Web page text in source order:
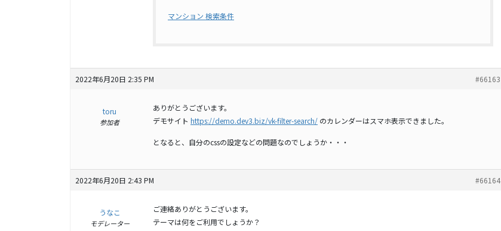
マンション 検索条件
2022年6月20日 2:35 PM #66163
toru
参加者
ありがとうございます。
デモサイト https://demo.dev3.biz/vk-filter-search/ のカレンダーはスマホ表示できました。
となると、自分のcssの設定などの問題なのでしょうか・・・
2022年6月20日 2:43 PM #66164
うなこ
モデレーター
ご連絡ありがとうございます。
テーマは何をご利用でしょうか？